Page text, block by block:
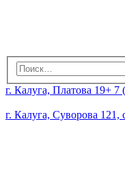
г. Калуга, Платова 19+ 7
г. Калуга, Суворова 121,